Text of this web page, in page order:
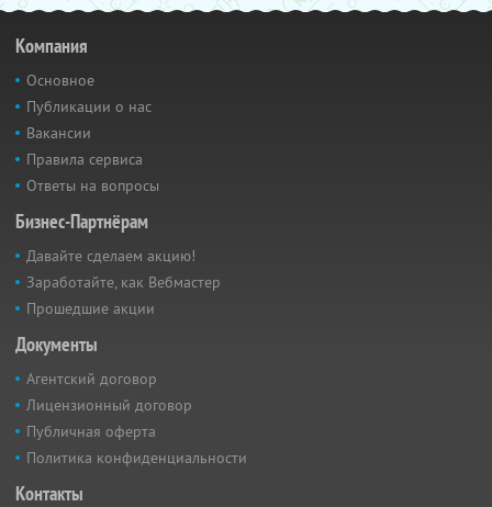
Компания
Основное
Публикации о нас
Вакансии
Правила сервиса
Ответы на вопросы
Бизнес-Партнёрам
Давайте сделаем акцию!
Заработайте, как Вебмастер
Прошедшие акции
Документы
Агентский договор
Лицензионный договор
Публичная оферта
Политика конфиденциальности
Контакты